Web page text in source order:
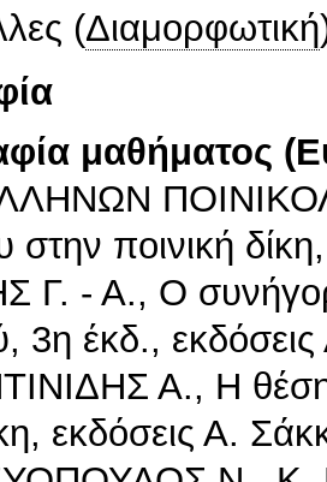
(Διαμορφωτική
μαθήματος
στην ποινική
Γ. - Α., Ο
3η έκδ.,
Α., Η
εκδόσεις Α.